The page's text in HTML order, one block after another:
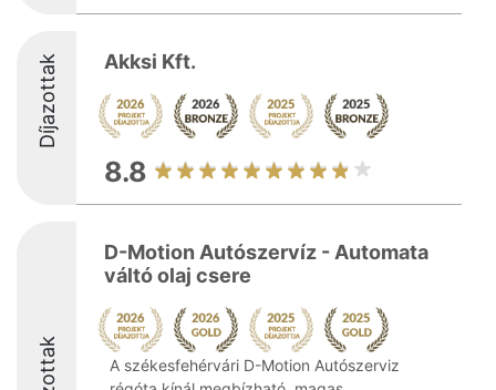
Díjazottak Akksi Kft.
8.8
D-Motion Autószervíz - Automata
váltó olaj csere
A székesfehérvári D-Motion Autószerviz